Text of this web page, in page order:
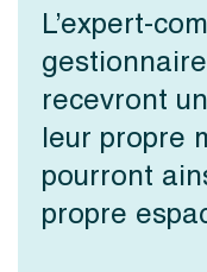
L’expert-
recevront
leur propre
pourront
propre